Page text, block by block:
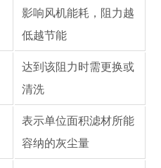
影响风机能耗，阻力越
低越节能
达到该阻力时需更换或
清洗
表示单位面积滤材所能
容纳的灰尘量